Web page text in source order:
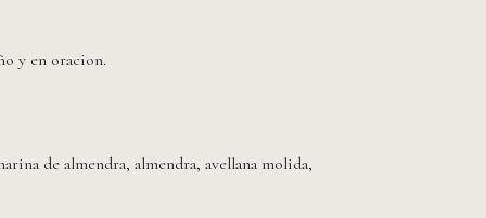
y en oracion.
de almendra, almendra, avellana molida,